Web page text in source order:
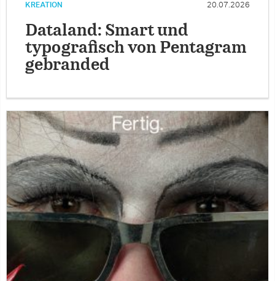
KREATION 20.07.2026
Dataland: Smart und
typografisch von Pentagram
gebranded